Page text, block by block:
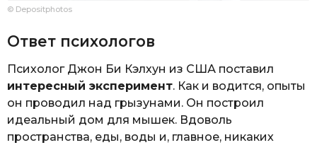
© Depositphotos
Ответ психологов
Психолог Джон Би Кэлхун из США поставил
интересный эксперимент. Как и водится, опыты
он проводил над грызунами. Он построил
идеальный дом для мышек. Вдоволь
пространства, еды, воды и, главное, никаких